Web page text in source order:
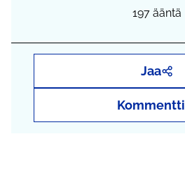
197 ääntä
Jaa
Kommentti